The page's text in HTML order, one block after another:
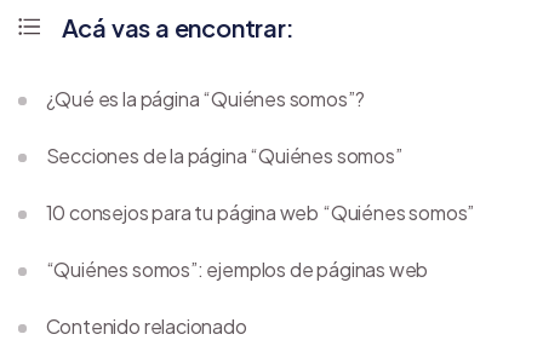
Acá vas a encontrar:
¿Qué es la página “Quiénes somos”?
Secciones de la página “Quiénes somos”
10 consejos para tu página web “Quiénes somos”
“Quiénes somos”: ejemplos de páginas web
Contenido relacionado